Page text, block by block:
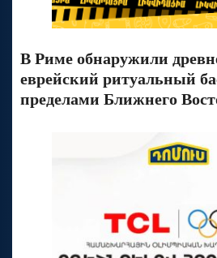
В Риме обнаружили
еврейский ритуальный
пределами Ближнего